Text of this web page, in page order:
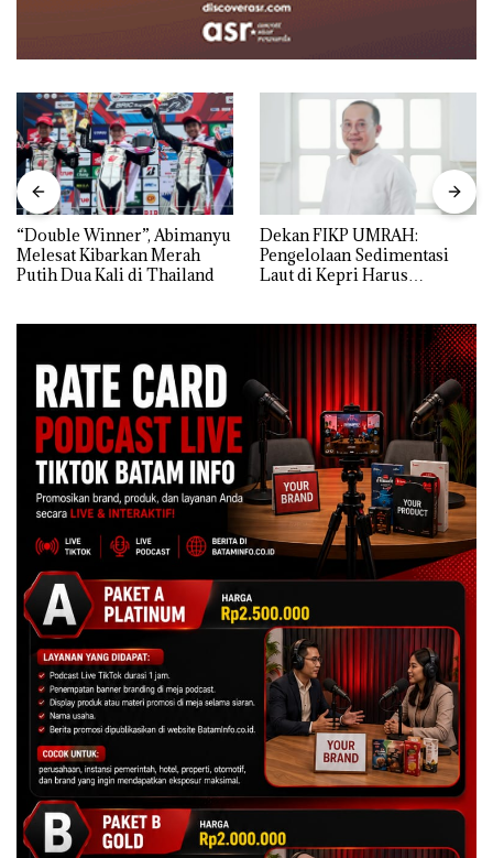
“Double Winner”, Abimanyu
Melesat Kibarkan Merah
Putih Dua Kali di Thailand
Dekan FIKP UMRAH:
Pengelolaan Sedimentasi
Laut di Kepri Harus